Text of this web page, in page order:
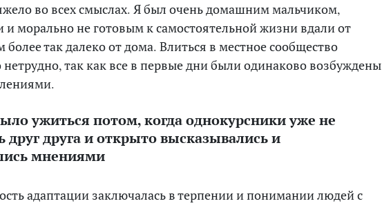
во всех смыслах. Я был очень домашним мальчиком,
и морально не готовым к самостоятельной жизни вдали от
более так далеко от дома. Влиться в местное сообщество
нетрудно, так как все в первые дни были одинаково возбуждены
ужиться потом, когда однокурсники уже не
друг друга и открыто высказывались и
мнениями
адаптации заключалась в терпении и понимании людей с